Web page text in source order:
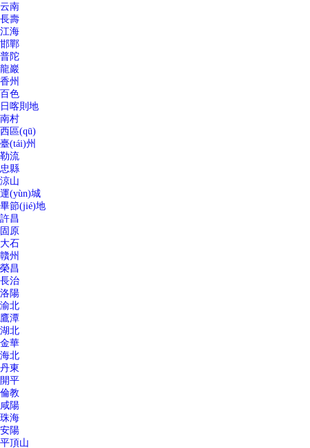
云南
長壽
江海
邯鄲
普陀
龍巖
香州
百色
日喀則地
南村
西區(qū)
臺(tái)州
勒流
忠縣
涼山
運(yùn)城
畢節(jié)地
許昌
固原
大石
贛州
榮昌
長治
洛陽
渝北
鷹潭
湖北
金華
海北
丹東
開平
倫教
咸陽
珠海
安陽
平頂山